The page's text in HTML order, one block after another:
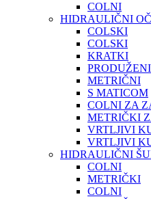
COLNI
HIDRAULIČNI
COLSKI
COLSKI
KRATKI
PRODUŽENI
METRIČNI
S MATICOM
COLNI ZA
METRIČKI
VRTLJIVI
VRTLJIVI
HIDRAULIČNI
COLNI
METRIČKI
COLNI